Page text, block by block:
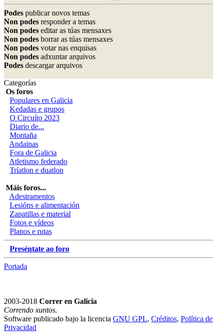
Podes publicar novos temas
Non podes responder a temas
Non podes editar as túas mensaxes
Non podes borrar as túas mensaxes
Non podes votar nas enquisas
Non podes adxuntar arquivos
Podes descargar arquivos
Categorías
Os foros
Populares en Galicia
Kedadas e grupos
O Circuíto 2023
Diario de...
Montaña
Andainas
Fora de Galicia
Atletismo federado
Tríatlon e duatlon
Máis foros...
Adestramentos
Lesións e alimentación
Zapatillas e material
Fotos e vídeos
Planos e rutas
Preséntate ao foro
Portada
2003-2018 Correr en Galicia
Correndo xuntos.
Software publicado bajo la licencia GNU GPL, Créditos, Política de
Privacidad